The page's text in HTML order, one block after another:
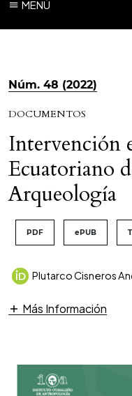
MENÚ
Núm. 48 (2022)
DOCUMENTOS
Intervención
Ecuatoriano
Arqueología
PDF ePUB
Plutarco Cisneros
Más Información